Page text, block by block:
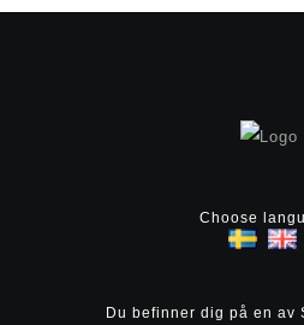
Choose
Du befinner dig på en av